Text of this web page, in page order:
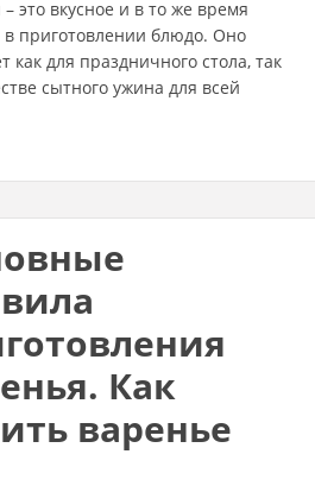
это вкусное и в то же время
в приготовлении блюдо. Оно
как для праздничного стола, так
сытного ужина для всей
Как
варенье